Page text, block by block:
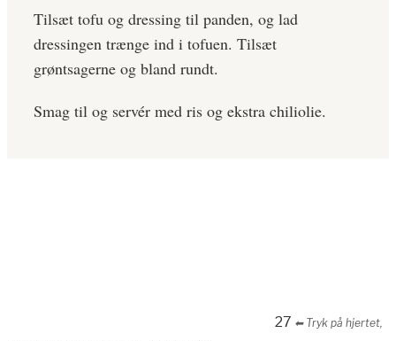
Tilsæt tofu og dressing til panden, og lad
dressingen trænge ind i tofuen. Tilsæt
grøntsagerne og bland rundt.
Smag til og servér med ris og ekstra chiliolie.
27 ⬅︎ Tryk på hjertet,